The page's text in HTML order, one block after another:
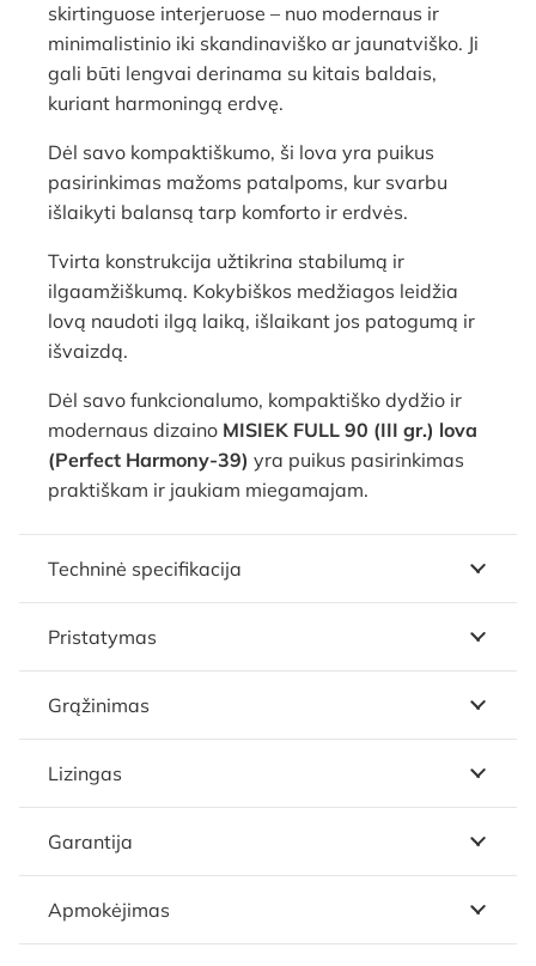
skirtinguose interjeruose – nuo modernaus ir
minimalistinio iki skandinaviško ar jaunatviško. Ji
gali būti lengvai derinama su kitais baldais,
kuriant harmoningą erdvę.
Dėl savo kompaktiškumo, ši lova yra puikus
pasirinkimas mažoms patalpoms, kur svarbu
išlaikyti balansą tarp komforto ir erdvės.
Tvirta konstrukcija užtikrina stabilumą ir
ilgaamžiškumą. Kokybiškos medžiagos leidžia
lovą naudoti ilgą laiką, išlaikant jos patogumą ir
išvaizdą.
Dėl savo funkcionalumo, kompaktiško dydžio ir
modernaus dizaino MISIEK FULL 90 (III gr.) lova
(Perfect Harmony-39) yra puikus pasirinkimas
praktiškam ir jaukiam miegamajam.
Techninė specifikacija
Pristatymas
Grąžinimas
Lizingas
Garantija
Apmokėjimas